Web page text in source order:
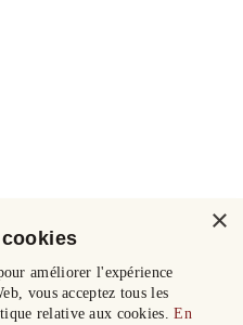
×
améliorer l'expérience
vous acceptez tous les
relative aux cookies.En